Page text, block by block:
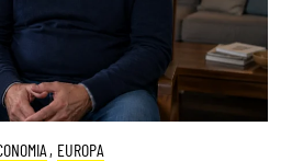
, EUROPA